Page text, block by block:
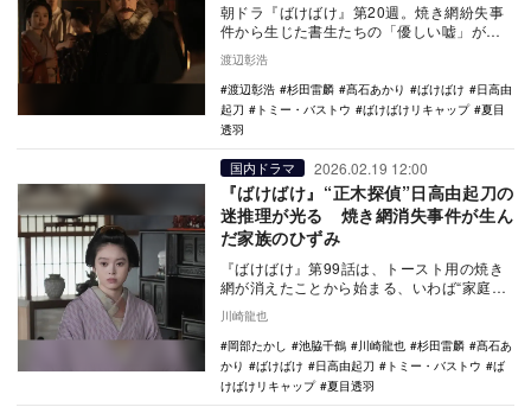
朝ドラ『ばけばけ』第20週。焼き網紛失事
件から生じた書生たちの「優しい嘘」が、
ギスギスした松野家を救う。その思いやり
に「日本人の…
渡辺彰浩
渡辺彰浩
杉田雷麟 髙石あかり ばけばけ
日高由
起刀
トミー・バストウ ばけばけリキャップ
夏目
透羽
国内ドラマ 2026.02.19 12:00
『ばけばけ』“正木探偵”日高由起刀の
迷推理が光る 焼き網消失事件が生ん
だ家族のひずみ
『ばけばけ』第99話は、トースト用の焼き
網が消えたことから始まる、いわば“家庭内
（日高由…
川崎龍也
岡部たかし
池脇千鶴 川崎龍也 杉田雷麟
髙石あ
かり
ばけばけ 日高由起刀 トミー・バストウ
ば
けばけリキャップ
夏目透羽